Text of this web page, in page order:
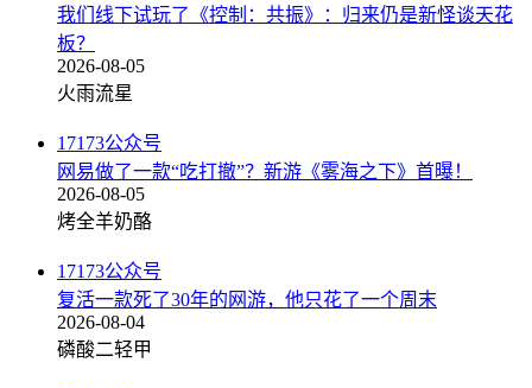
我们线下试玩了《控制：共振》：归来仍是新怪谈天花
板？
2026-08-05
火雨流星
17173公众号
网易做了一款“吃打撤”？新游《雾海之下》首曝！
2026-08-05
烤全羊奶酪
17173公众号
复活一款死了30年的网游，他只花了一个周末
2026-08-04
磷酸二轻甲